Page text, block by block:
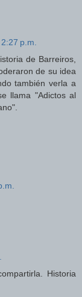
p.m.
de Barreiros,
de su idea
también verla a
llama "Adictos al
Historia